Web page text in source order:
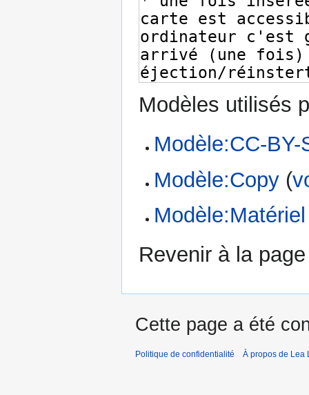
Modèles utilisés
Modèle:CC-BY-
Modèle:Copy (
Modèle:Matériel
Revenir à la
Cette page a été
Politique de confidentialité À propos de Lea